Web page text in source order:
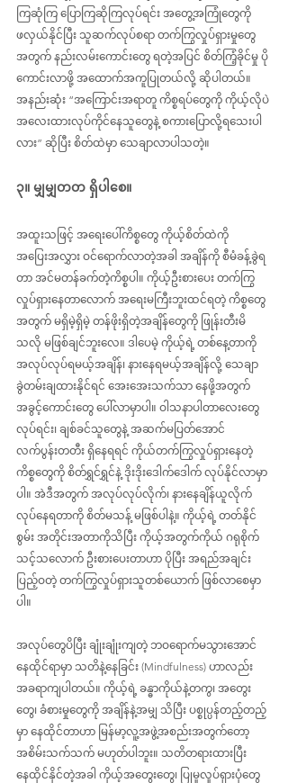
ကြဆုံကြ ပြောကြဆိုကြလုပ်ရင်း အတွေ့အကြုံတွေကို
ဖလှယ်နိုင်ပြီး သူဆက်လုပ်စရာ တက်ကြွလှုပ်ရှားမှုတွေ
အတွက် နည်းလမ်းကောင်းတွေ ရတဲ့အပြင် စိတ်ကြံ့ခိုင်မှု ပို
ကောင်းလာဖို့ အထောက်အကူပြုတယ်လို့ ဆိုပါတယ်။
အနည်းဆုံး “အကြောင်းအရာတူ ကိစ္စရပ်တွေကို ကိုယ့်လိုပဲ
အလေးထားလုပ်ကိုင်နေသူတွေနဲ့ စကားပြောလို့ရသေးပါ
လား” ဆိုပြီး စိတ်ထဲမှာ သေချာလာပါသတဲ့။
၃။ မျှမျှတတ ရှိပါစေ။
အထူးသဖြင့် အရေးပေါ်ကိစ္စတွေ ကိုယ့်စိတ်ထဲကို
အပြေးအလွှား ဝင်ရောက်လာတဲ့အခါ အချိန်ကို စီမံခန့်ခွဲရ
တာ အင်မတန်ခက်တဲ့ကိစ္စပါ။ ကိုယ့်ဦးစားပေး တက်ကြွ
လှုပ်ရှားနေတာလောက် အရေးမကြီးဘူးထင်ရတဲ့ ကိစ္စတွေ
အတွက် မရှိမဲ့ရှိမဲ့ တန်ဖိုးရှိတဲ့အချိန်တွေကို ဖြုန်းတီးမိ
သလို မဖြစ်ချင်ဘူးလေ။ ဒါပေမဲ့ ကိုယ့်ရဲ့ တစ်နေ့တာကို
အလုပ်လုပ်ရမယ့်အချိန်၊ နားနေရမယ့်အချိန်လို့ သေချာ
ခွဲတမ်းချထားနိုင်ရင် အေးအေးသက်သာ နေဖို့အတွက်
အခွင့်ကောင်းတွေ ပေါ်လာမှာပါ။ ဝါသနာပါတာလေးတွေ
လုပ်ရင်း၊ ချစ်ခင်သူတွေနဲ့ အဆက်မပြတ်အောင်
လက်ပွန်းတတီး ရှိနေရရင် ကိုယ်တက်ကြွလှုပ်ရှားနေတဲ့
ကိစ္စတွေကို စိတ်ရွှင်ရွှင်နဲ့ ဒိုးဒိုးဒေါက်ဒေါက် လုပ်နိုင်လာမှာ
ပါ။ အဲဒီအတွက် အလုပ်လုပ်လိုက်၊ နားနေချိန်ယူလိုက်
လုပ်နေရတာကို စိတ်မသန့် မဖြစ်ပါနဲ့။ ကိုယ့်ရဲ့ တတ်နိုင်
စွမ်း အတိုင်းအတာကိုသိပြီး ကိုယ့်အတွက်ကိုယ် ဂရုစိုက်
သင့်သလောက် ဦးစားပေးတာဟာ ပိုပြီး အရည်အချင်း
ပြည့်ဝတဲ့ တက်ကြွလှုပ်ရှားသူတစ်ယောက် ဖြစ်လာစေမှာ
ပါ။
အလုပ်တွေပိပြီး ချုံးချုံးကျတဲ့ ဘဝ‌ရောက်မသွားအောင်
နေထိုင်ရာမှာ သတိနဲ့နေခြင်း (Mindfulness) ဟာလည်း
အခရာကျပါတယ်။ ကိုယ့်ရဲ့ ခန္ဓာကိုယ်နဲ့တကွ၊ အတွေး
တွေ၊ ခံစားမှုတွေကို အချိန်နဲ့အမျှ သိပြီး ပစ္စုပ္ပန်တည့်တည့်
မှာ နေထိုင်တာဟာ မြန်မာ့လူ့အဖွဲ့အစည်းအတွက်တော့
အစိမ်းသက်သက် မဟုတ်ပါဘူး။ သတိတရားထားပြီး
နေထိုင်နိုင်တဲ့အခါ ကိုယ့်အတွေးတွေ၊ ပြုမူလှုပ်ရှားပုံတွေ